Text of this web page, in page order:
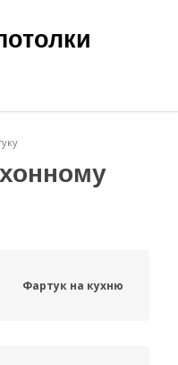
Фартук на кухню